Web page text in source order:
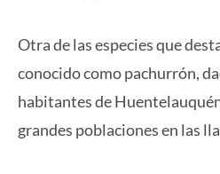
Otra de las especies que
conocido como pachurrón,
habitantes de
grandes poblaciones en las